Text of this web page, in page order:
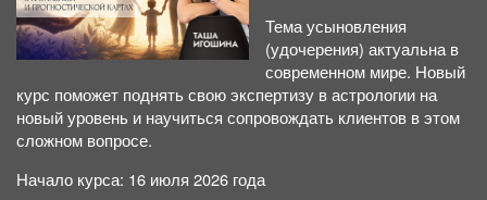
Тема усыновления
(удочерения) актуальна в
современном мире. Новый
курс поможет поднять свою экспертизу в астрологии на
новый уровень и научиться сопровождать клиентов в этом
сложном вопросе.
Начало курса: 16 июля 2026 года